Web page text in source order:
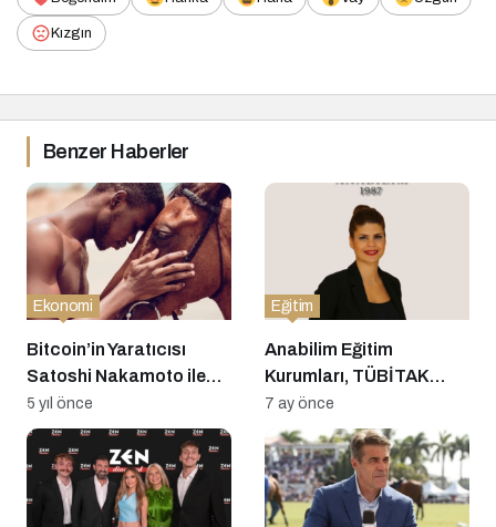
Kızgın
Benzer Haberler
Bitcoin’in Yaratıcısı
Satoshi Nakamoto ile
İlgili Yeni Teori: 2011’de
Öldü
Ekonomi
5 yıl önce
Anabilim Eğitim
Kurumları, TÜBİTAK
Bilim Olimpiyatları’nda
Dört Madalya Kazandı
Eğitim
7 ay önce